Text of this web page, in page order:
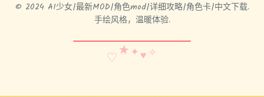
© 2024 AI少女|最新MOD|角色mod|详细攻略|角色卡|中文下载.
手绘风格，温暖体验.
♡★ ✦ ♥✧